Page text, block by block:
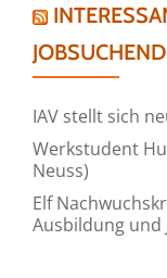
IAV stellt sich
Werkstudent
Neuss)
Elf
Ausbildung und